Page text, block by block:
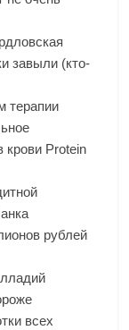
завыли (кто-
терапии
крови Protein
рублей
всех